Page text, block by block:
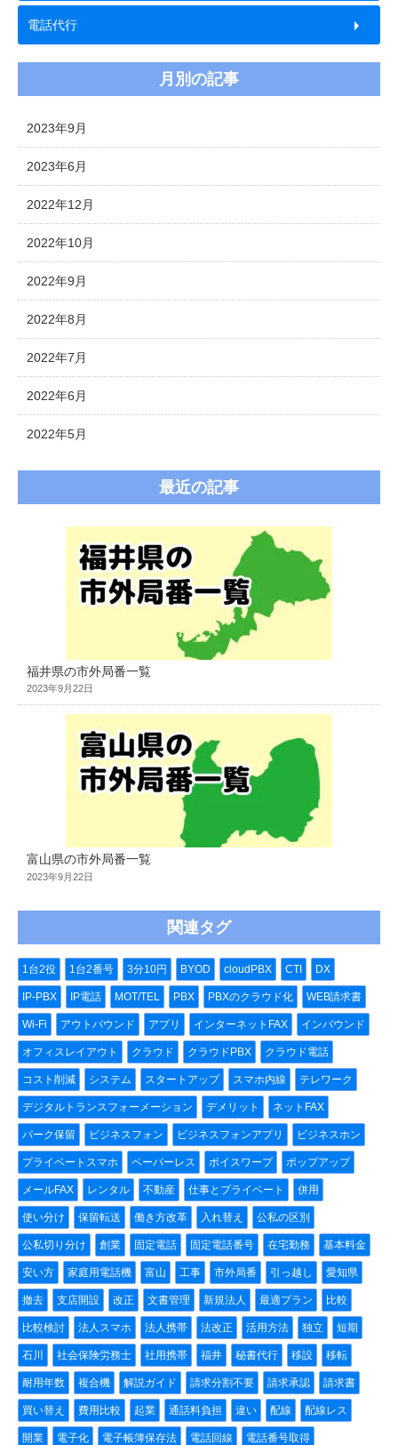
電話代行
月別の記事
2023年9月
2023年6月
2022年12月
2022年10月
2022年9月
2022年8月
2022年7月
2022年6月
2022年5月
最近の記事
福井県の市外局番一覧
2023年9月22日
富山県の市外局番一覧
2023年9月22日
関連タグ
1台2役 1台2番号 3分10円 BYOD cloudPBX CTI DX
IP-PBX IP電話 MOT/TEL PBX PBXのクラウド化 WEB請求書
Wi-Fi アウトバウンド アプリ インターネットFAX インバウンド
オフィスレイアウト クラウド クラウドPBX クラウド電話
コスト削減 システム スタートアップ スマホ内線 テレワーク
デジタルトランスフォーメーション デメリット ネットFAX
パーク保留 ビジネスフォン ビジネスフォンアプリ ビジネスホン
プライベートスマホ ペーパーレス ボイスワープ ポップアップ
メールFAX レンタル 不動産 仕事とプライベート 併用
使い分け 保留転送 働き方改革 入れ替え 公私の区別
公私切り分け 創業 固定電話 固定電話番号 在宅勤務 基本料金
安い方 家庭用電話機 富山 工事 市外局番 引っ越し 愛知県
撤去 支店開設 改正 文書管理 新規法人 最適プラン 比較
比較検討 法人スマホ 法人携帯 法改正 活用方法 独立 短期
石川 社会保険労務士 社用携帯 福井 秘書代行 移設 移転
耐用年数 複合機 解説ガイド 請求分割不要 請求承認 請求書
買い替え 費用比較 起業 通話料負担 違い 配線 配線レス
開業 電子化 電子帳簿保存法 電話回線 電話番号取得